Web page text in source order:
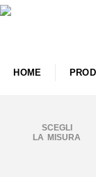
HOME
SCEGLI
LA MISURA